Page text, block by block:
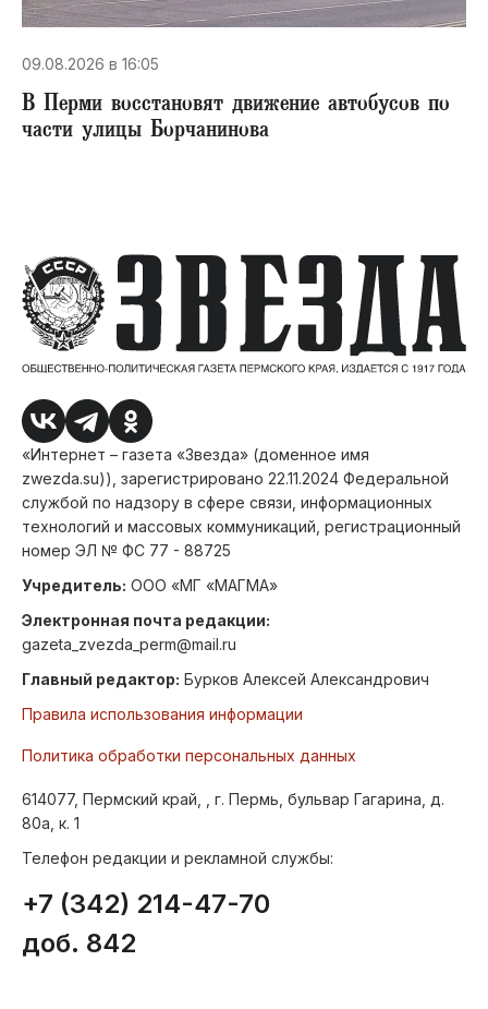
09.08.2026 в 16:05
В Перми восстановят движение автобусов по
части улицы Борчанинова
«Интернет – газета «Звезда» (доменное имя
zwezda.su)), зарегистрировано 22.11.2024 Федеральной
службой по надзору в сфере связи, информационных
технологий и массовых коммуникаций, регистрационный
номер ЭЛ № ФС 77 - 88725
Учредитель: ООО «МГ «МАГМА»
Электронная почта редакции:
gazeta_zvezda_perm@mail.ru
Главный редактор: Бурков Алексей Александрович
Правила использования информации
Политика обработки персональных данных
614077, Пермский край, , г. Пермь, бульвар Гагарина, д.
80а, к. 1
Телефон редакции и рекламной службы:
+7 (342) 214-47-70
доб. 842